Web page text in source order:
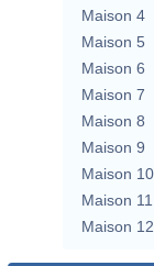
Maison 4
Maison 5
Maison 6
Maison 7
Maison 8
Maison 9
Maison 10
Maison 11
Maison 12